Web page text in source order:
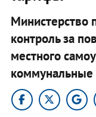
Министерство
контроль за
местного
коммунальные